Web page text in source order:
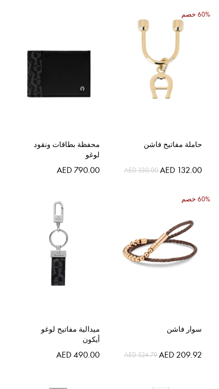
60% خصم
حاملة مفاتيح فاشن
السعر
AED 132.00
AED 330.00
محفظة بطاقات ونقود
لوغو
AED 790.00
60% خصم
سوار فاشن
السعر
AED 209.92
AED 524.79
ميدالية مفاتيح لوغو
أيكون
AED 490.00